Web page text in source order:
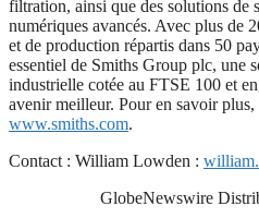
filtration, ainsi que des solutions de
numériques avancés. Avec plus de
et de production répartis dans 50
essentiel de Smiths Group plc, une
industrielle cotée au FTSE 100 et
avenir meilleur. Pour en savoir plus,
www.smiths.com.
Contact : William Lowden :
GlobeNewswire